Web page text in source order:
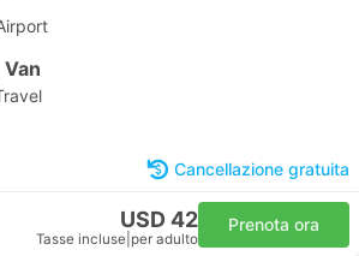
Van
Cancellazione gratuita
USD 42
Tasse incluse per adulto
Prenota ora